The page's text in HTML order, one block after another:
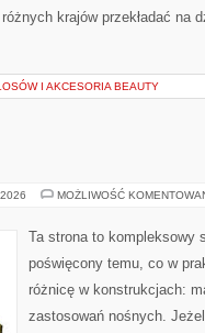
krajów przekładać na
I AKCESORIA BEAUTY
MOŻLIWOŚĆ
Ta strona to kompleksowy
poświęcony temu, co w
różnicę w konstrukcjach:
zastosowań nośnych.